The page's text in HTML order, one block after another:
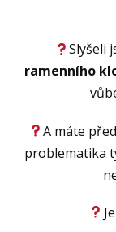
Slyšeli
ramenního
A máte
problematika